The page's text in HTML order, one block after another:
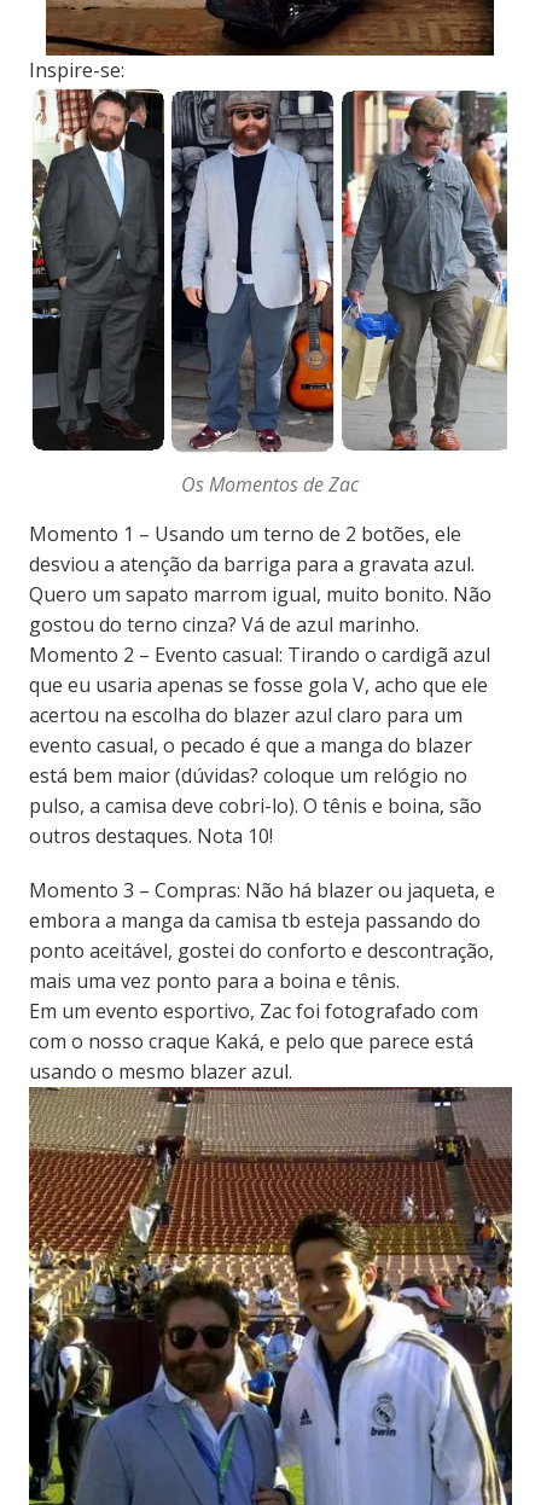
Inspire-se:
Os Momentos de Zac
Momento 1 – Usando um terno de 2 botões, ele
desviou a atenção da barriga para a gravata azul.
Quero um sapato marrom igual, muito bonito. Não
gostou do terno cinza? Vá de azul marinho.
Momento 2 – Evento casual: Tirando o cardigã azul
que eu usaria apenas se fosse gola V, acho que ele
acertou na escolha do blazer azul claro para um
evento casual, o pecado é que a manga do blazer
está bem maior (dúvidas? coloque um relógio no
pulso, a camisa deve cobri-lo). O tênis e boina, são
outros destaques. Nota 10!
Momento 3 – Compras: Não há blazer ou jaqueta, e
embora a manga da camisa tb esteja passando do
ponto aceitável, gostei do conforto e descontração,
mais uma vez ponto para a boina e tênis.
Em um evento esportivo, Zac foi fotografado com
com o nosso craque Kaká, e pelo que parece está
usando o mesmo blazer azul.